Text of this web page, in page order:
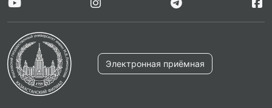
Электронная приёмная